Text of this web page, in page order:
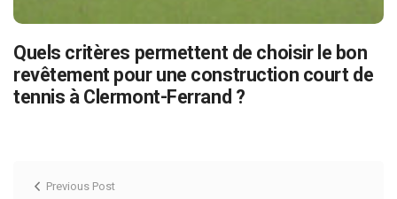
Quels critères permettent de choisir le bon
revêtement pour une construction court de
tennis à Clermont-Ferrand ?
Previous Post